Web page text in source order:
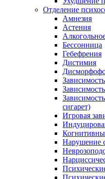
Отделение
Амнезия
Астения
Бессонница
Гебефрения
Дистимия
сигарет)
Игровая
Нарушение